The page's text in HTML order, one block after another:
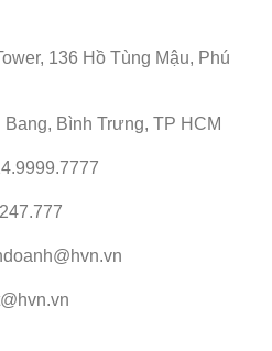
136 Hồ Tùng Mậu, Phú
Bình Trưng, TP HCM